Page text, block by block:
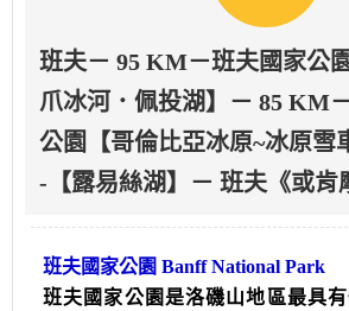
班夫－ 95 KM－班夫國家公
爪冰河．佩投湖】－ 85 KM
公園【哥倫比亞冰原~冰原雪
-【露易絲湖】－ 班夫《或肯
班夫國家公園 Banff National Park
班夫國家公園是洛磯山地區最具